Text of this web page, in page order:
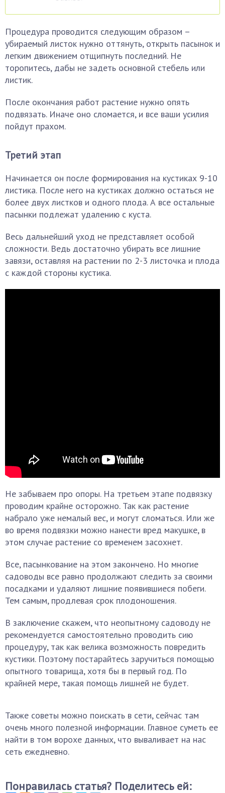
Процедура проводится следующим образом –
убираемый листок нужно оттянуть, открыть пасынок и
легким движением отщипнуть последний. Не
торопитесь, дабы не задеть основной стебель или
листик.
После окончания работ растение нужно опять
подвязать. Иначе оно сломается, и все ваши усилия
пойдут прахом.
Третий этап
Начинается он после формирования на кустиках 9-10
листика. После него на кустиках должно остаться не
более двух листков и одного плода. А все остальные
пасынки подлежат удалению с куста.
Весь дальнейший уход не представляет особой
сложности. Ведь достаточно убирать все лишние
завязи, оставляя на растении по 2-3 листочка и плода
с каждой стороны кустика.
Не забываем про опоры. На третьем этапе подвязку
проводим крайне осторожно. Так как растение
набрало уже немалый вес, и могут сломаться. Или же
во время подвязки можно нанести вред макушке, в
этом случае растение со временем засохнет.
Все, пасынкование на этом закончено. Но многие
садоводы все равно продолжают следить за своими
посадками и удаляют лишние появившиеся побеги.
Тем самым, продлевая срок плодоношения.
В заключение скажем, что неопытному садоводу не
рекомендуется самостоятельно проводить сию
процедуру, так как велика возможность повредить
кустики. Поэтому постарайтесь заручиться помощью
опытного товарища, хотя бы в первый год. По
крайней мере, такая помощь лишней не будет.
Также советы можно поискать в сети, сейчас там
очень много полезной информации. Главное суметь ее
найти в том ворохе данных, что вываливает на нас
сеть ежедневно.
Понравилась статья? Поделитесь ей: